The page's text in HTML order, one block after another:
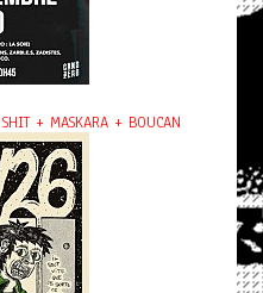
+ MASKARA + BOUCAN